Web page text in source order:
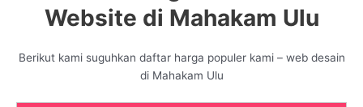
Website di Mahakam Ulu
Berikut kami suguhkan daftar harga populer kami – web desain
di Mahakam Ulu